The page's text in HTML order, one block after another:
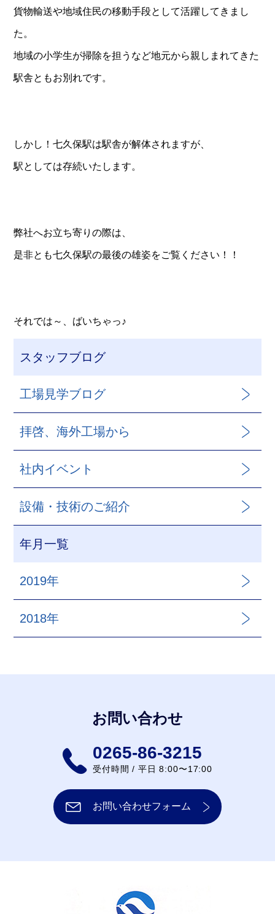
貨物輸送や地域住民の移動手段として活躍してきまし
た。
地域の小学生が掃除を担うなど地元から親しまれてきた
駅舎ともお別れです。
しかし！七久保駅は駅舎が解体されますが、
駅としては存続いたします。
弊社へお立ち寄りの際は、
是非とも七久保駅の最後の雄姿をご覧ください！！
それでは～、ばいちゃっ♪
スタッフブログ
工場見学ブログ
拝啓、海外工場から
社内イベント
設備・技術のご紹介
年月一覧
2019年
2018年
お問い合わせ
0265-86-3215
受付時間 / 平日 8:00〜17:00
お問い合わせフォーム